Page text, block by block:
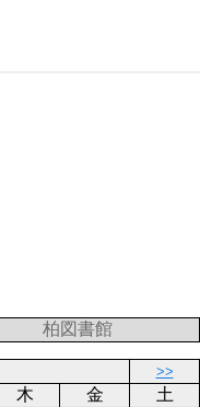
柏図書館
>>
木 金
土